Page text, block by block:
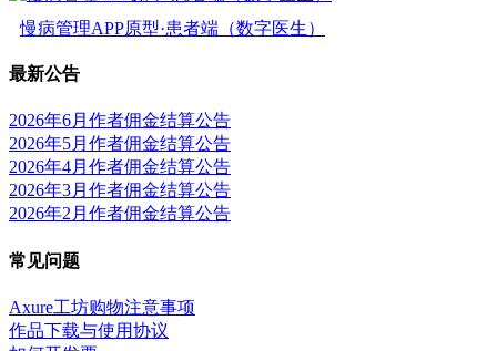
慢病管理APP原型·患者端（数字医生）
最新公告
2026年6月作者佣金结算公告
2026年5月作者佣金结算公告
2026年4月作者佣金结算公告
2026年3月作者佣金结算公告
2026年2月作者佣金结算公告
常见问题
Axure工坊购物注意事项
作品下载与使用协议